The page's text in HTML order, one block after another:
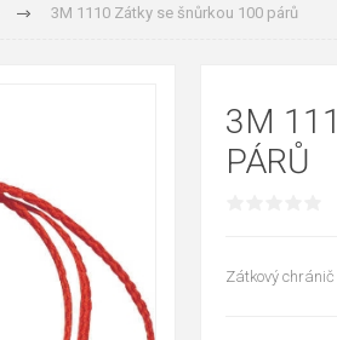
3M 1110 Zátky se šnůrkou 100 párů
3M
PÁRŮ
Zátkový chránič